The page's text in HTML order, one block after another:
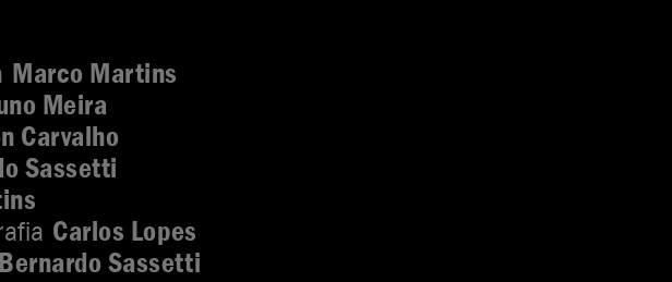
Marco Martins
Meira
Carvalho
Sassetti
Carlos Lopes
Bernardo Sassetti